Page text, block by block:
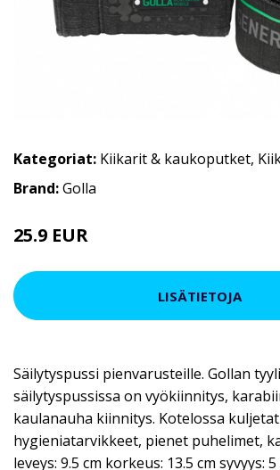
Kategoriat: Kiikarit & kaukoputket,
Brand:Golla
25.9 EUR
LISÄTIETOJA
Säilytyspussi pienvarusteille. Gollan
säilytyspussissa on vyökiinnitys,
kaulanauha kiinnitys. Kotelossa
hygieniatarvikkeet, pienet puhelimet,
leveys: 9.5 cm korkeus: 13.5 cm syvyys: